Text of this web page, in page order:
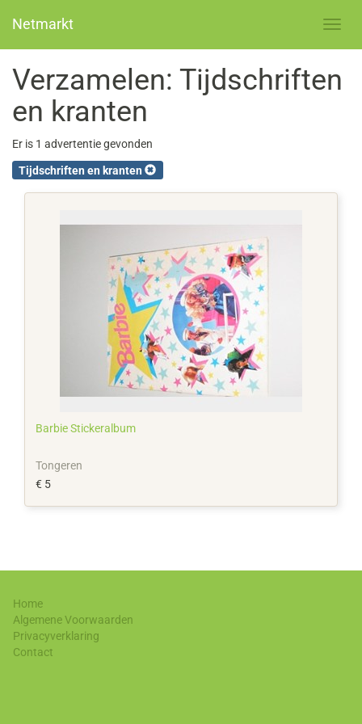
Netmarkt
Verzamelen: Tijdschriften
en kranten
Er is 1 advertentie gevonden
Tijdschriften en kranten
Barbie Stickeralbum
Tongeren
€ 5
Home
Algemene Voorwaarden
Privacyverklaring
Contact